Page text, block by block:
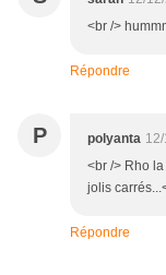
<br />
Répondre
P polyanta
<br /> Rho
jolis
Répondre